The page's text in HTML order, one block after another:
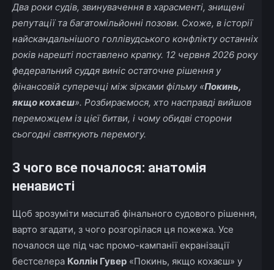
Два роки судів, звинувачення в харасменті, знищені
репутації та багатомільйонні позови. Схоже, в історії
найскандальнішого голлівудського конфлікту останніх
років нарешті поставлено крапку. 12 червня 2026 року
федеральний суддя виніс остаточне рішення у
фінансовій суперечці між зірками фільму «Покинь,
якщо кохаєш». Розбираємося, хто насправді вийшов
переможцем із цієї битви, і чому обидві сторони
сьогодні святкують перемогу.
З чого все почалося: анатомія
ненависті
Щоб зрозуміти масштаб фінального судового рішення,
варто згадати, з чого розгорілася ця пожежа. Усе
почалося ще під час промо-кампанії екранізації
бестселера Коллін Гувер «Покинь, якщо кохаєш» у